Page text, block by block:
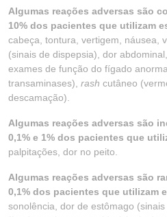
Algumas reações adversas são
10% dos pacientes que utilizam
cabeça, tontura, vertigem, náusea,
(sinais de dispepsia), dor
exames de função do fígado
transaminases), rash cutâneo
descamação).
Algumas reações adversas são
0,1% e 1% dos pacientes que
palpitações, dor no peito.
Algumas reações adversas são
0,1% dos pacientes que utilizam
sonolência, dor de estômago